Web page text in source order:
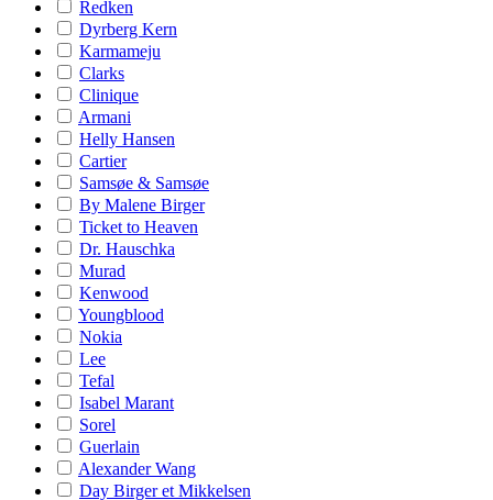
Redken
Dyrberg Kern
Karmameju
Clarks
Clinique
Armani
Helly Hansen
Cartier
Samsøe & Samsøe
By Malene Birger
Ticket to Heaven
Dr. Hauschka
Murad
Kenwood
Youngblood
Nokia
Lee
Tefal
Isabel Marant
Sorel
Guerlain
Alexander Wang
Day Birger et Mikkelsen